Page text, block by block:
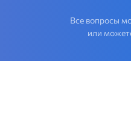
Все вопросы
или